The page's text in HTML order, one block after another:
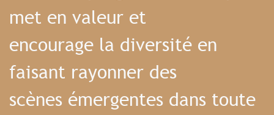
met en valeur et
encourage la diversité en
faisant rayonner des
scènes émergentes dans toute